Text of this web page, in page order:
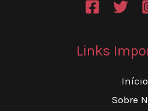
Links
Início
Sobre